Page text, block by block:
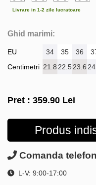
Livrare in 1-2 zile lucratoare
Ghid marimi:
EU
Centimetri
34 35 36
21.8 22.523.6
Pret : 359.90 Lei
Produs
Comanda
L-V: 9:00-17:00